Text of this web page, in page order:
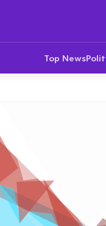
Top News